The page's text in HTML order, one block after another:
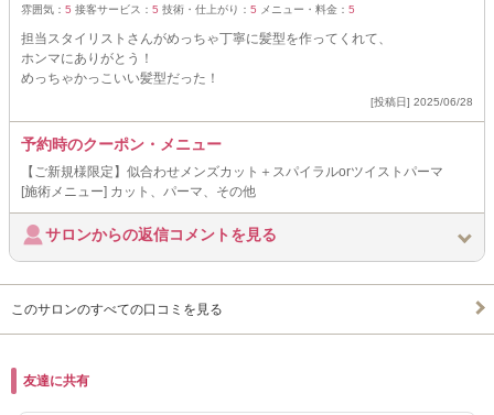
雰囲気： 5 接客サービス： 5 技術・仕上がり： 5 メニュー・料金： 5
担当スタイリストさんがめっちゃ丁寧に髪型を作ってくれて、
ホンマにありがとう！
めっちゃかっこいい髪型だった！
[投稿日] 2025/06/28
予約時のクーポン・メニュー
【ご新規様限定】似合わせメンズカット＋スパイラルorツイストパーマ
[施術メニュー] カット、パーマ、その他
サロンからの返信コメントを見る
このサロンのすべての口コミを見る
友達に共有